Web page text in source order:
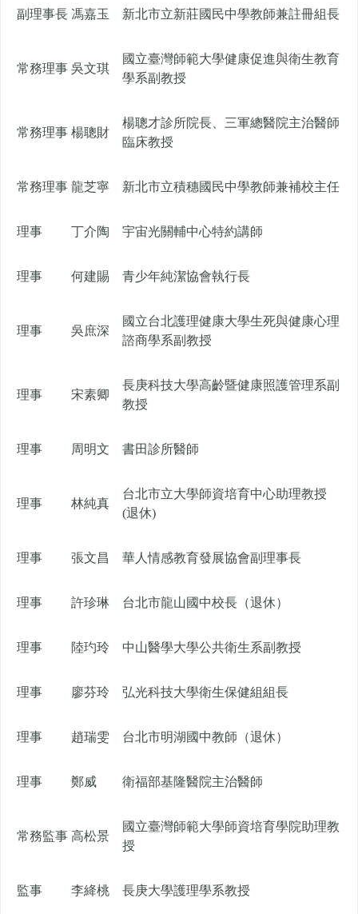
副理事長 馮嘉玉 新北市立新莊國民中學教師兼註冊組長
常務理事 吳文琪
國立臺灣師範大學健康促進與衛生教育
學系副教授
常務理事 楊聰財
楊聰才診所院長、三軍總醫院主治醫師
臨床教授
常務理事 龍芝寧 新北市立積穗國民中學教師兼補校主任
理事 丁介陶 宇宙光關輔中心特約講師
理事 何建賜 青少年純潔協會執行長
理事 吳庶深
國立台北護理健康大學生死與健康心理
諮商學系副教授
理事 宋素卿
長庚科技大學高齡暨健康照護管理系副
教授
理事 周明文 書田診所醫師
理事 林純真
台北市立大學師資培育中心助理教授
(退休)
理事 張文昌 華人情感教育發展協會副理事長
理事 許珍琳 台北市龍山國中校長（退休）
理事 陸玓玲 中山醫學大學公共衛生系副教授
理事 廖芬玲 弘光科技大學衛生保健組組長
理事 趙瑞雯 台北市明湖國中教師（退休）
理事 鄭威 衛福部基隆醫院主治醫師
常務監事 高松景
國立臺灣師範大學師資培育學院助理教
授
監事 李絳桃 長庚大學護理學系教授